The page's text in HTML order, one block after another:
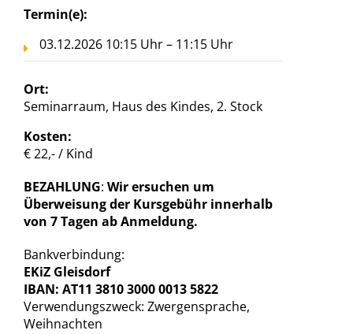
Termin(e):
03.12.2026 10:15 Uhr – 11:15 Uhr
Ort:
Seminarraum, Haus des Kindes, 2. Stock
Kosten:
€ 22,- / Kind
BEZAHLUNG: Wir ersuchen um
Überweisung der Kursgebühr innerhalb
von 7 Tagen ab Anmeldung.
Bankverbindung:
EKiZ Gleisdorf
IBAN: AT11 3810 3000 0013 5822
Verwendungszweck: Zwergensprache,
Weihnachten